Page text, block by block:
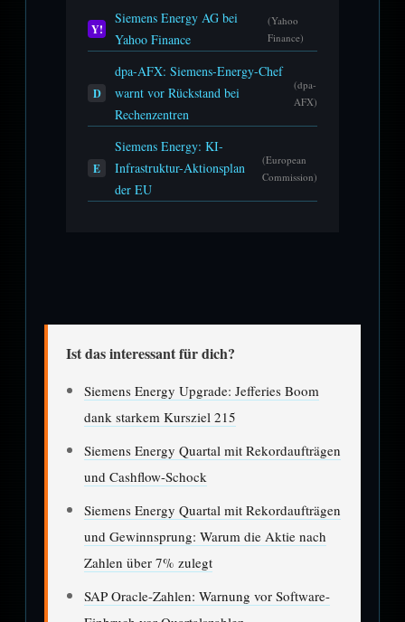
Y!
Siemens Energy AG bei
Yahoo Finance
(Yahoo
Finance)
D
dpa-AFX: Siemens-Energy-Chef
warnt vor Rückstand bei
Rechenzentren
(dpa-
AFX)
E
Siemens Energy: KI-
Infrastruktur-Aktionsplan
der EU
(European
Commission)
Ist das interessant für dich?
Siemens Energy Upgrade: Jefferies Boom
dank starkem Kursziel 215
Siemens Energy Quartal mit Rekordaufträgen
und Cashflow-Schock
Siemens Energy Quartal mit Rekordaufträgen
und Gewinnsprung: Warum die Aktie nach
Zahlen über 7% zulegt
SAP Oracle-Zahlen: Warnung vor Software-